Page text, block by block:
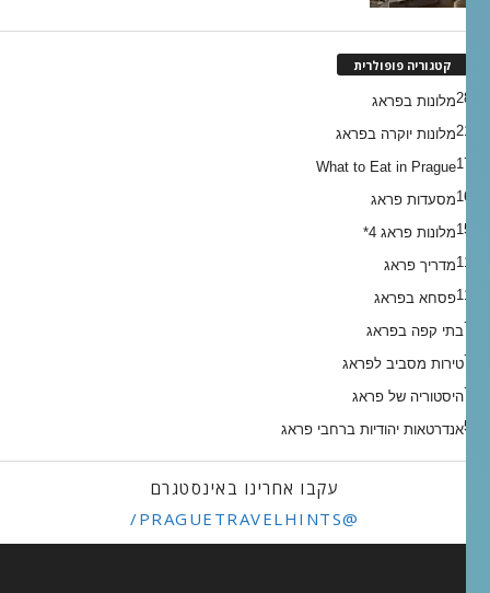
קטגוריה פופולרית
מלונות בפראג
מלונות יוקרה בפראג
What to Eat in Prague
מסעדות פראג
מלונות פראג 4*
מדריך פראג
פסחא בפראג
בתי קפה בפראג
טירות מסביב לפראג
היסטוריה של פראג
אנדרטאות יהודיות ברחבי פראג
עקבו אחרינו באינסטגרם
@PRAGUETRAVELHINTS/